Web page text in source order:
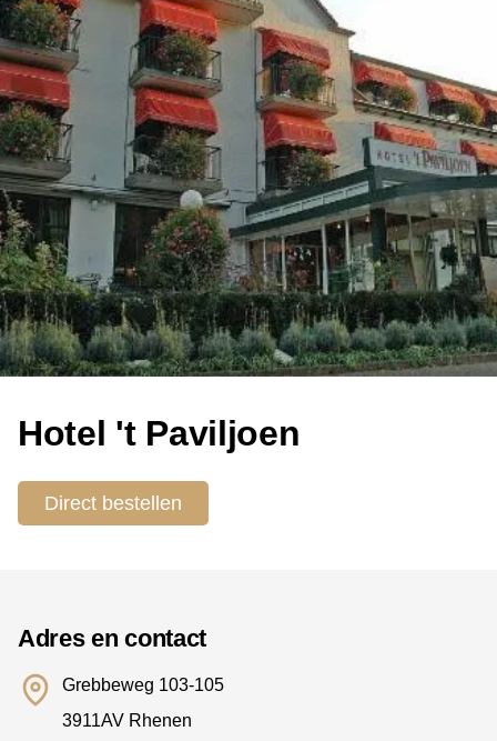
Hotel 't Paviljoen
Direct bestellen
Adres en contact
Grebbeweg 103-105
3911AV Rhenen